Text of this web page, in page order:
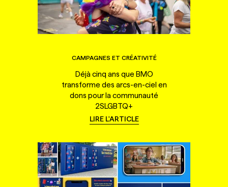
CAMPAGNES ET CRÉATIVITÉ
Déjà cinq ans que BMO
transforme des arcs-en-ciel en
dons pour la communauté
2SLGBTQ+
LIRE L'ARTICLE